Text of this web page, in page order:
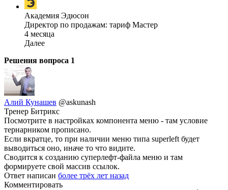
Академия Эдюсон
Директор по продажам: тариф Мастер
4 месяца
Далее
Решения вопроса 1
Алий Кунашев @askunash
Тренер Битрикс
Посмотрите в настройках компонента меню - там условие
тернарником прописано.
Если вкратце, то при наличии меню типа superleft будет
выводиться оно, иначе то что видите.
Сводится к созданию суперлефт-файла меню и там
формируете свой массив ссылок.
Ответ написан более трёх лет назад
Комментировать